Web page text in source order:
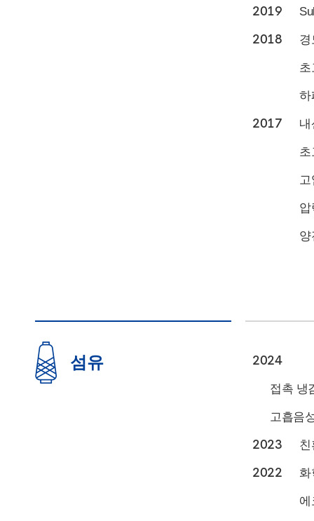
2019
2018 경
초
하
2017 내
초
고
압
양
섬유 2024
접촉 냉
고흡음
2023 친
2022 화
에